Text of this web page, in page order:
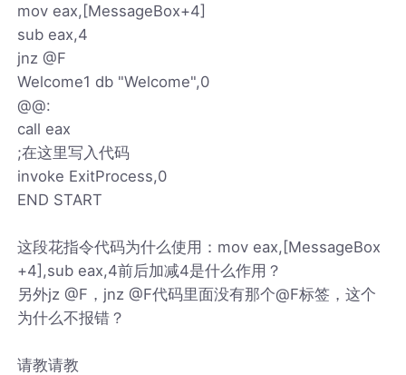
mov eax,[MessageBox+4]
sub eax,4
jnz @F
Welcome1 db "Welcome",0
@@:
call eax
;在这里写入代码
invoke ExitProcess,0
END START
这段花指令代码为什么使用：mov eax,[MessageBox
+4],sub eax,4前后加减4是什么作用？
另外jz @F，jnz @F代码里面没有那个@F标签，这个
为什么不报错？
请教请教